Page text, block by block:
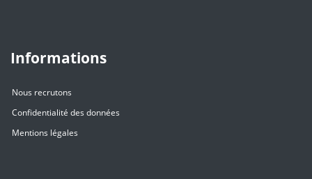
Informations
Nous recrutons
Confidentialité des données
Mentions légales